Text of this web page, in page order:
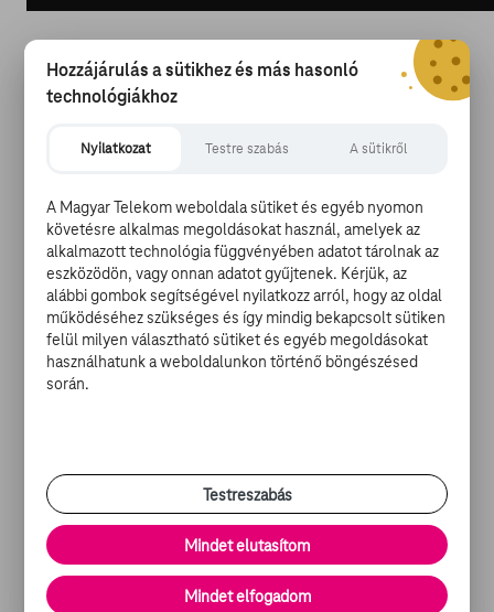
via GIPHY
Banks úr kritériumokkal teli listája alapján érkezik Mary,
felhívásra. És bár Banks urat nehéz meggyőzni róla,
hogy Miss Poppinsra van szükségük, végül rábólint,
amivel az egész Banks család élete örökre megváltozik.
Még szép, hogy megváltozik, hiszen kié ne változna meg
egy olyan nevelőnővel, aki utcai krétarajzokba ugrik
bele Berddel, a kéményseprővel, vagy távozik a kémény
kürtőjén át a tetőre, ahol több tucat kéményseprővel
kelhet táncra a lenyugvó nap utolsó sugarai alatt?
nyelvén való szövegértésről már nem is beszélve. S
hogy végül a gyerekek hajlandóak lesznek-e önként
rendet rakni a szobájukban, felnőni ahhoz a bizonyos
egy pennyhez, amit édesajuktól kapnak és édesapjuk is
visszatalál-e gyermekeihez?
Hozzájárulás a sütikhez és más hasonló
technológiákhoz
Nyilatkozat Testre szabás A sütikről
A Magyar Telekom weboldala sütiket és egyéb nyomon
követésre alkalmas megoldásokat használ, amelyek az
alkalmazott technológia függvényében adatot tárolnak az
eszközödön, vagy onnan adatot gyűjtenek. Kérjük, az
alábbi gombok segítségével nyilatkozz arról, hogy az oldal
működéséhez szükséges és így mindig bekapcsolt sütiken
felül milyen választható sütiket és egyéb megoldásokat
használhatunk a weboldalunkon történő böngészésed
során.
Testreszabás
Mindet elutasítom
Mindet elfogadom